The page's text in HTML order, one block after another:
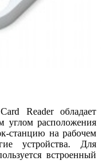
Reader обладает
углом расположения
станцию на рабочем
устройства. Для
встроенный